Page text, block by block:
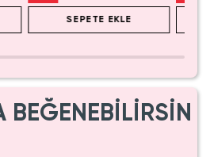
SEPETE EKLE
BEĞENEBİLİRSİN